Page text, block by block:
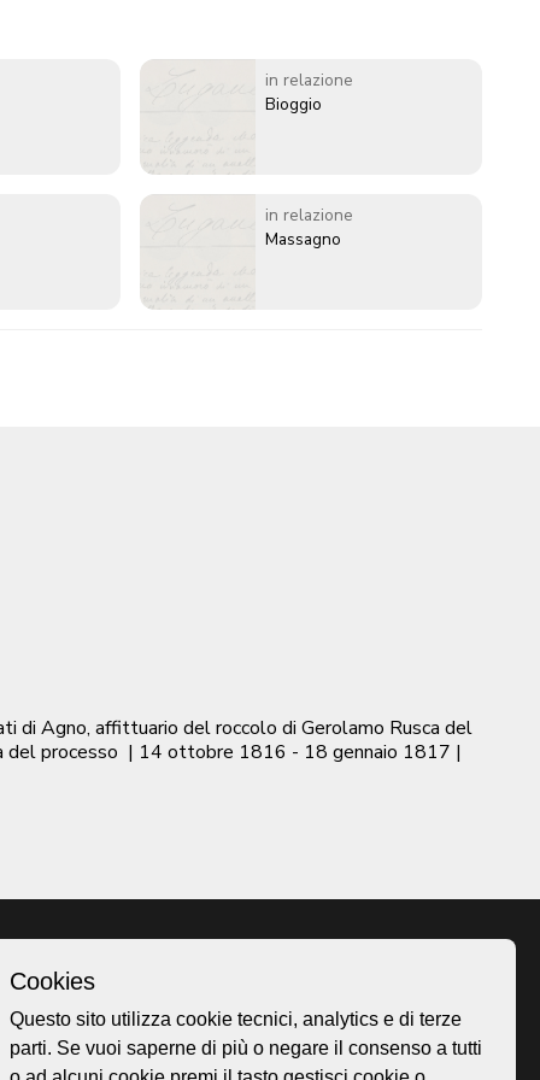
in relazione
Bioggio
in relazione
Massagno
di Agno, affittuario del roccolo di Gerolamo Rusca del
del processo | 14 ottobre 1816 - 18 gennaio 1817 |
Homepage
Mappa
Cookies
Questo sito utilizza cookie tecnici, analytics e di terze
parti. Se vuoi saperne di più o negare il consenso a tutti